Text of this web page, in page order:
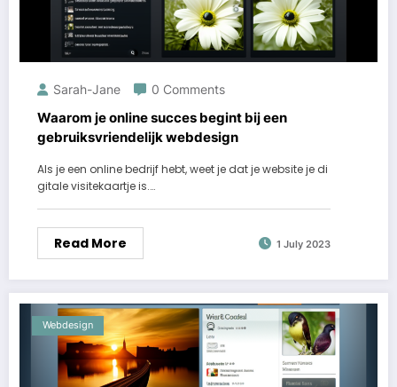
Sarah-Jane 0 Comments
Waarom je online succes begint bij een
gebruiksvriendelijk webdesign
Als je een online bedrijf hebt, weet je dat je website je di
gitale visitekaartje is.…
Read More 1 July 2023
Webdesign